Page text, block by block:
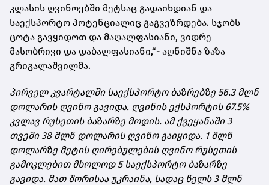
კლასის ღვინოებში მეტსაც გადაიხდიან და
საექსპორტო პოტენციალიც გაგვეზრდება. სჯობს
ცოტა გავყიდოთ და მაღალფასიანი, ვიდრე
მასობრივი და დაბალფასიანი,“- აღნიშნა ზაზა
გრიგალაშვილმა.
პირველ კვარტალში საექსპორტო ბაზრებზე 56.3 მლნ
დოლარის ღვინო გავიდა. ღვინის ექსპორტის 67.5%
კვლავ რუსეთის ბაზარზე მოდის. ამ ქვეყანაში 3
თვეში 38 მლნ დოლარის ღვინო გაიყიდა. 1 მლნ
დოლარზე მეტის ღირებულების ღვინო რუსეთის
გამოკლებით მხოლოდ 5 საექსპორტო ბაზარზე
გავიდა. მათ შორისაა უკრაინა, სადაც წელს 3 მლნ